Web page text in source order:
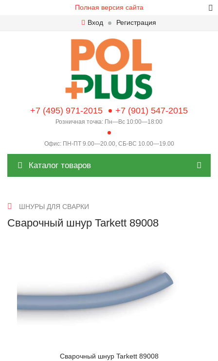
Полная версия сайта
Вход
Регистрация
+7 (495) 971-2015 +7 (901) 547-2015
Розничная точка: Пн—Вс 10:00—18:00
Офис: ПН-ПТ 9.00—20.00, СБ-ВС 10.00—19.00
Каталог товаров
ШНУРЫ ДЛЯ СВАРКИ
Сварочный шнур Tarkett 89008
Сварочный шнур Tarkett 89008